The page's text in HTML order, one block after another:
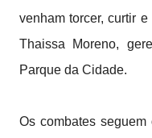
venham torcer, curtir
Thaissa Moreno,
Parque da Cidade.
Os combates seguem